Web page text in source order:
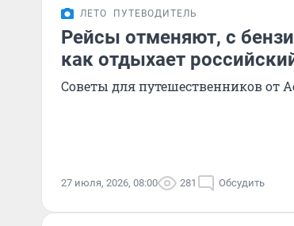
ЛЕТО ПУТЕВОДИТЕЛЬ
Рейсы отменяют, с
как отдыхает
Советы для путешественников от
27 июля, 2026, 08:00 281 Обсудить